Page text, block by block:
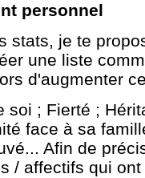
personnel
stats, je te
une liste
d'augmenter
soi ; Fierté ;
face à sa
Afin de
/ affectifs qui ont